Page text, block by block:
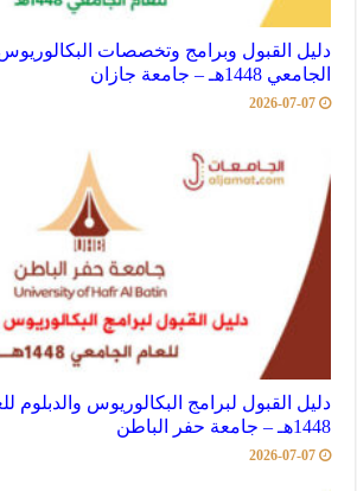
دليل القبول وبرامج وتخصصات البكالوريوس
الجامعي 1448هـ – جامعة جازان
2026-07-07
دليل القبول لبرامج البكالوريوس والدبلوم
1448هـ – جامعة حفر الباطن
2026-07-07